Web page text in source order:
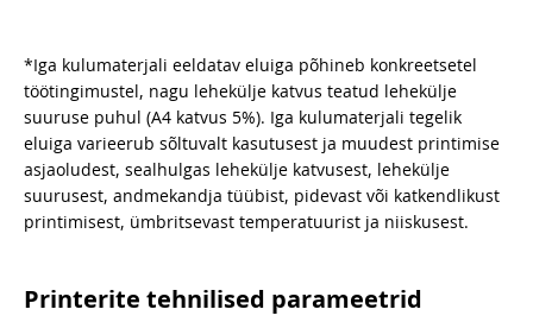
*Iga kulumaterjali eeldatav eluiga põhineb konkreetsetel
töötingimustel, nagu lehekülje katvus teatud lehekülje
suuruse puhul (A4 katvus 5%). Iga kulumaterjali tegelik
eluiga varieerub sõltuvalt kasutusest ja muudest printimise
asjaoludest, sealhulgas lehekülje katvusest, lehekülje
suurusest, andmekandja tüübist, pidevast või katkendlikust
printimisest, ümbritsevast temperatuurist ja niiskusest.
Printerite tehnilised parameetrid